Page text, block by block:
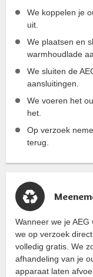
We koppelen je
uit.
We plaatsen en
warmhoudlade
We sluiten de
aansluitingen.
We voeren het
het.
Op verzoek
terug.
Wanneer we je
we op verzoek
volledig gratis. We
afhandeling van je
apparaat laten